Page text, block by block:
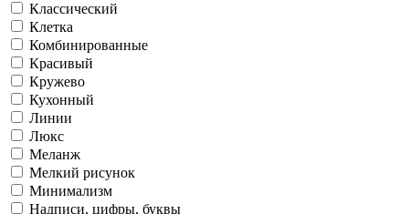
Классический
Клетка
Комбинированные
Красивый
Кружево
Кухонный
Линии
Люкс
Меланж
Мелкий рисунок
Минимализм
Надписи, цифры, буквы